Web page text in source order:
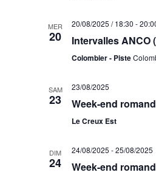
MER
20
20/08/2025 / 18:30 -
Intervalles ANCO
Colombier - Piste
SAM
23
23/08/2025
Week-end
Le Creux Est
DIM
24
24/08/2025 -25/08/2025
Week-end